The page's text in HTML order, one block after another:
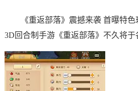
《重返部落》震撼来袭 首曝特色
3D回合制手游《重返部落》不久将于